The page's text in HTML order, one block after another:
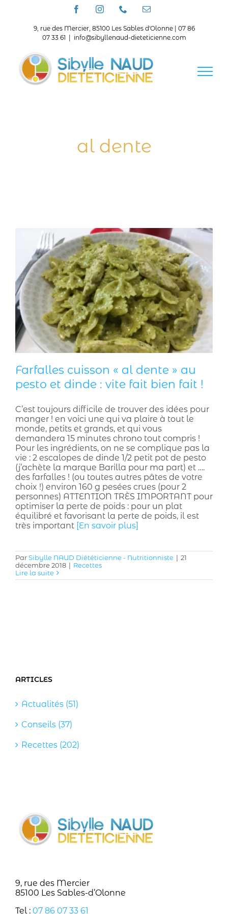
FacebookInstagramTéléphoneEmail
9, rue des Mercier, 85100 Les Sables d'Olonne | 07 86
07 33 61
info@sibyllenaud-dieteticienne.com
al dente
Farfalles cuisson « al dente » au
pesto et dinde : vite fait bien fait !
C’est toujours difficile de trouver des idées pour
manger ! en voici une qui va plaire à tout le
monde, petits et grands, et qui vous
demandera 15 minutes chrono tout compris !
Pour les ingrédients, on ne se complique pas la
vie : 2 escalopes de dinde 1/2 petit pot de pesto
(j’achète la marque Barilla pour ma part) et ….
des farfalles ! (ou toutes autres pâtes de votre
choix !) environ 160 g pesées crues (pour 2
personnes) ATTENTION TRÈS IMPORTANT pour
optimiser la perte de poids : pour un plat
équilibré et favorisant la perte de poids, il est
très important [En savoir plus]
ParSibylle NAUD Diététicienne - Nutritionniste | 21
décembre 2018 | Recettes
Lire la suite
ARTICLES
Actualités (51)
Conseils (37)
Recettes (202)
9, rue des Mercier
85100 Les Sables-d’Olonne
Tel : 07 86 07 33 61